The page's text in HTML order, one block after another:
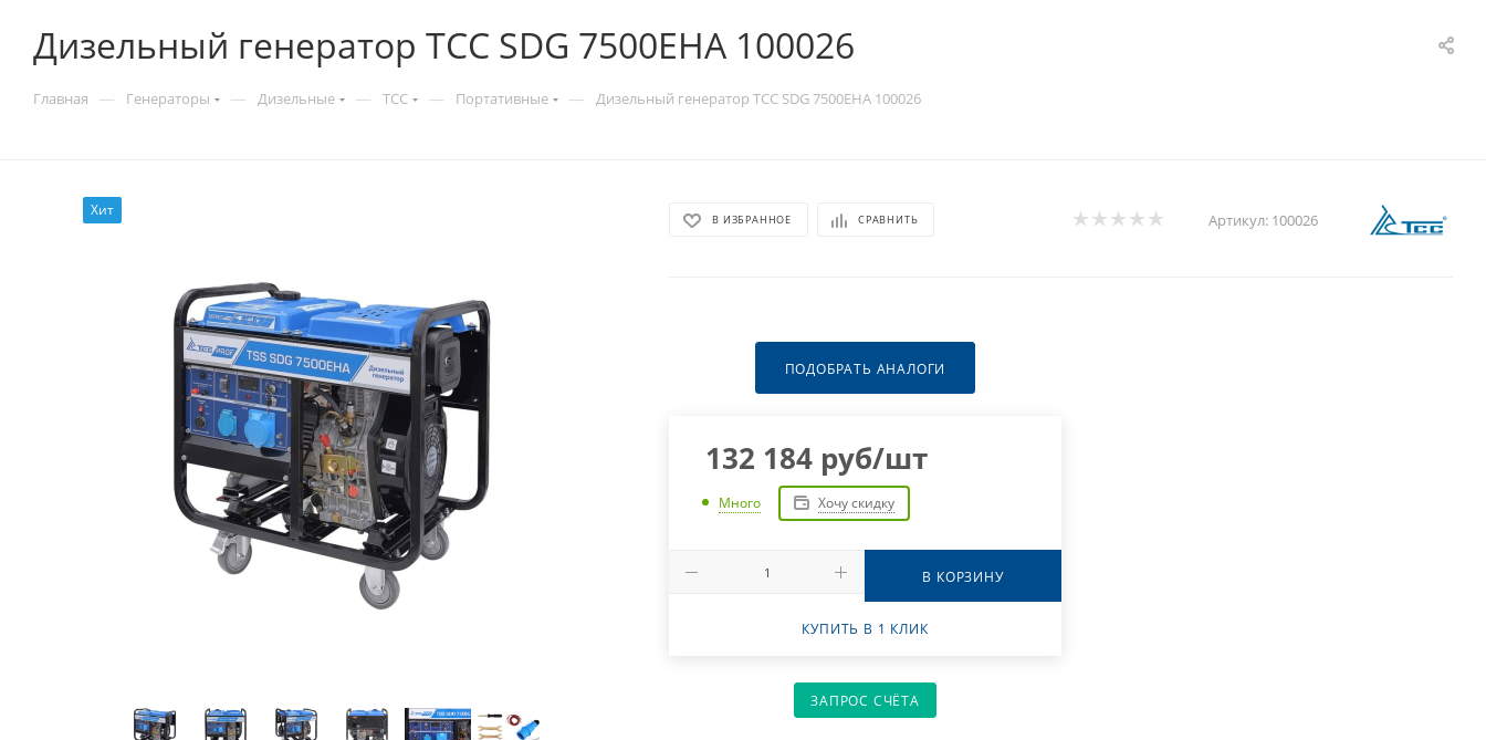
Дизельный генератор ТСС SDG 7500EHA 100026
Главная — Генераторы — Дизельные — ТСС — Портативные — Дизельный генератор ТСС SDG 7500EHA 100026
Хит
В ИЗБРАННОЕ СРАВНИТЬ Артикул: 100026
ПОДОБРАТЬ АНАЛОГИ
132 184 руб/шт
Много Хочу скидку
В КОРЗИНУ
КУПИТЬ В 1 КЛИК
ЗАПРОС СЧЁТА